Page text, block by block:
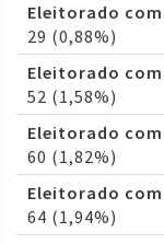
Eleitorado com
29 (0,88%)
Eleitorado com
52 (1,58%)
Eleitorado com
60 (1,82%)
Eleitorado com
64 (1,94%)